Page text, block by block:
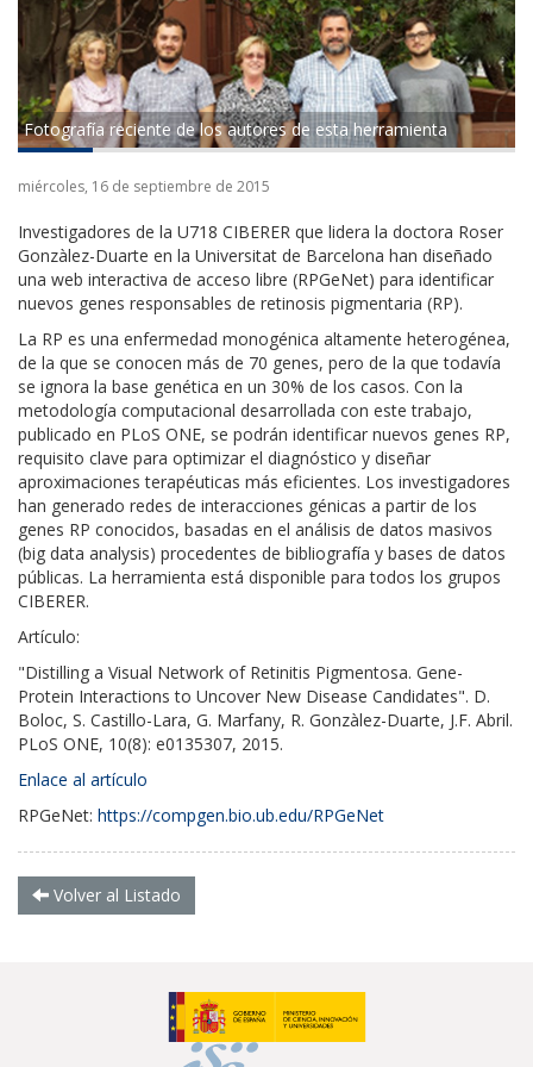
Fotografía reciente de los autores de esta herramienta
miércoles, 16 de septiembre de 2015
Investigadores de la U718 CIBERER que lidera la doctora Roser
Gonzàlez-Duarte en la Universitat de Barcelona han diseñado
una web interactiva de acceso libre (RPGeNet) para identificar
nuevos genes responsables de retinosis pigmentaria (RP).
La RP es una enfermedad monogénica altamente heterogénea,
de la que se conocen más de 70 genes, pero de la que todavía
se ignora la base genética en un 30% de los casos. Con la
metodología computacional desarrollada con este trabajo,
publicado en PLoS ONE, se podrán identificar nuevos genes RP,
requisito clave para optimizar el diagnóstico y diseñar
aproximaciones terapéuticas más eficientes. Los investigadores
han generado redes de interacciones génicas a partir de los
genes RP conocidos, basadas en el análisis de datos masivos
(big data analysis) procedentes de bibliografía y bases de datos
públicas. La herramienta está disponible para todos los grupos
CIBERER.
Artículo:
"Distilling a Visual Network of Retinitis Pigmentosa. Gene-
Protein Interactions to Uncover New Disease Candidates". D.
Boloc, S. Castillo-Lara, G. Marfany, R. Gonzàlez-Duarte, J.F. Abril.
PLoS ONE, 10(8): e0135307, 2015.
Enlace al artículo
RPGeNet: https://compgen.bio.ub.edu/RPGeNet
Volver al Listado